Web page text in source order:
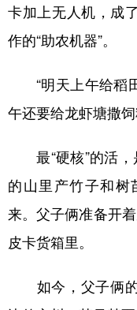
卡加上无人机，成
作的“助农机器”。
“明天上午给稻
午还要给龙虾塘撒
最“硬核”的活，
的山里产竹子和
来。父子俩准备开
皮卡货箱里。
如今，父子俩的